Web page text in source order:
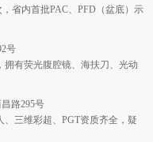
省内首批PAC、PFD（盆底）示
号
有荧光腹腔镜、海扶刀、光动
295号
三维彩超、PGT资质齐全，疑